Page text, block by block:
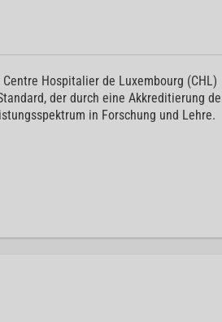
Hospitalier de Luxembourg (CHL)
der durch eine Akkreditierung
in Forschung und Lehre.